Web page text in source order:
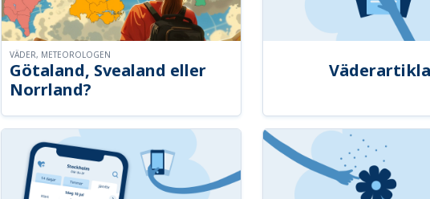
Götaland, Svealand eller
Norrland?
VÄDER, METEOROLOGEN